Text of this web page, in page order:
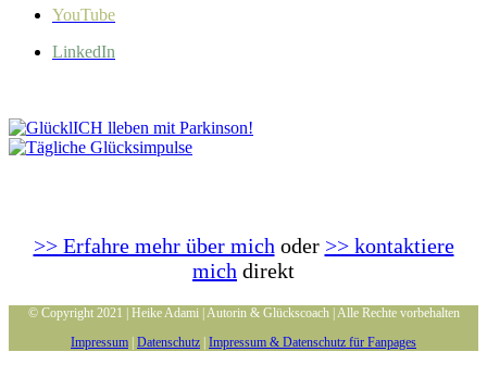
YouTube
LinkedIn
>> Erfahre mehr über mich oder >> kontaktiere
mich direkt
© Copyright 2021 | Heike Adami | Autorin & Glückscoach | Alle Rechte vorbehalten
Impressum | Datenschutz | Impressum & Datenschutz für Fanpages